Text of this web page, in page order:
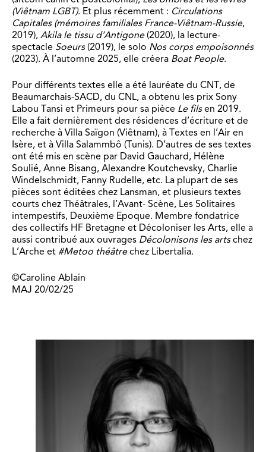
(Viêtnam LGBT). Et plus récemment : Circulations
Capitales (mémoires familiales France-Viêtnam-Russie,
2019), Akila le tissu d’Antigone(2020), la lecture-
spectacle Soeurs(2019), le solo Nos corps empoisonnés
(2023). À l’automne 2025, elle créera Boat People.
Pour différents textes elle a été lauréate du CNT, de
Beaumarchais-SACD, du CNL, a obtenu les prix Sony
Labou Tansi et Primeurs pour sa pièce Le filsen 2019.
Elle a fait dernièrement des résidences d’écriture et de
recherche à Villa Saïgon (Viêtnam), à Textes en l’Air en
Isère, et à Villa Salammbô (Tunis). D’autres de ses textes
ont été mis en scène par David Gauchard, Hélène
Soulié, Anne Bisang, Alexandre Koutchevsky, Charlie
Windelschmidt, Fanny Rudelle, etc. La plupart de ses
pièces sont éditées chez Lansman, et plusieurs textes
courts chez Théâtrales, l’Avant- Scène, Les Solitaires
intempestifs, Deuxième Epoque. Membre fondatrice
des collectifs HF Bretagne et Décoloniser les Arts, elle a
aussi contribué aux ouvrages Décolonisons les artschez
L’Arche et #Metoo théâtrechez Libertalia.
©Caroline Ablain
MAJ 20/02/25